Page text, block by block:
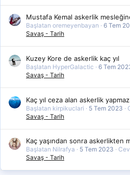
Mustafa Kemal askerlik
Başlatan oremeyenbayan 6 Tem
Savaş - Tarih
Kuzey Kore de askerlik kaç yıl
Başlatan HyperGalactic 6 Tem
Savaş - Tarih
Kaç yıl ceza alan askerlik yapmaz
Başlatan kirpikuclari 5 Tem 2023
Savaş - Tarih
Kaç yaşından sonra askerlikten
Başlatan Nilrafya 5 Tem 2023
Savaş - Tarih